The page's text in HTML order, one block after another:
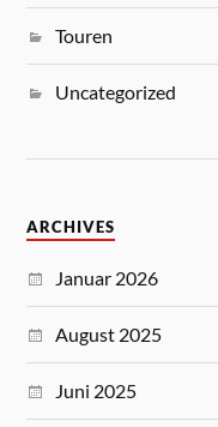
Touren
Uncategorized
ARCHIVES
Januar 2026
August 2025
Juni 2025